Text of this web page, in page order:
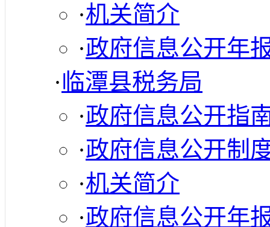
·机关简介
·政府信息公开年
·临潭县税务局
·政府信息公开指
·政府信息公开制
·机关简介
·政府信息公开年